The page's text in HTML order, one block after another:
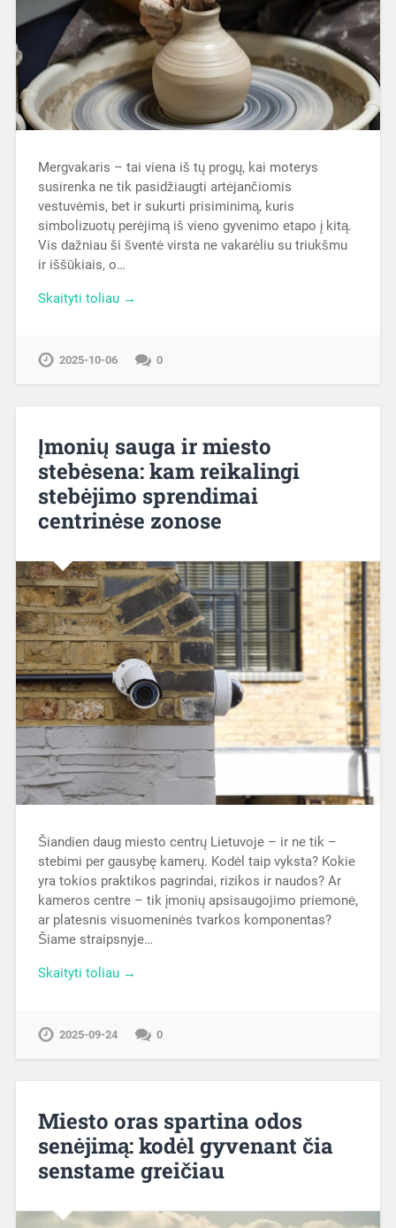
Mergvakaris – tai viena iš tų progų, kai moterys
susirenka ne tik pasidžiaugti artėjančiomis
vestuvėmis, bet ir sukurti prisiminimą, kuris
simbolizuotų perėjimą iš vieno gyvenimo etapo į kitą.
Vis dažniau ši šventė virsta ne vakarėliu su triukšmu
ir iššūkiais, o…
Skaityti toliau →
2025-10-06 0
Įmonių sauga ir miesto
stebėsena: kam reikalingi
stebėjimo sprendimai
centrinėse zonose
Šiandien daug miesto centrų Lietuvoje – ir ne tik –
stebimi per gausybę kamerų. Kodėl taip vyksta? Kokie
yra tokios praktikos pagrindai, rizikos ir naudos? Ar
kameros centre – tik įmonių apsisaugojimo priemonė,
ar platesnis visuomeninės tvarkos komponentas?
Šiame straipsnyje…
Skaityti toliau →
2025-09-24 0
Miesto oras spartina odos
senėjimą: kodėl gyvenant čia
senstame greičiau